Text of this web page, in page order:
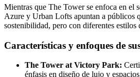
Mientras que The Tower se enfoca en el
Azure y Urban Lofts apuntan a públicos
sostenibilidad, pero con diferentes estilos
Características y enfoques de
The Tower at Victory Park:
énfasis en diseño de lujo y